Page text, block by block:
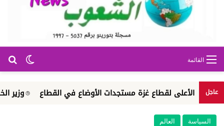
الوضع القائمة
عاجل
الأعلى لقطاع غزة مستجدات الأوضاع في القطاع وزير الخارجية
السياسة العالم